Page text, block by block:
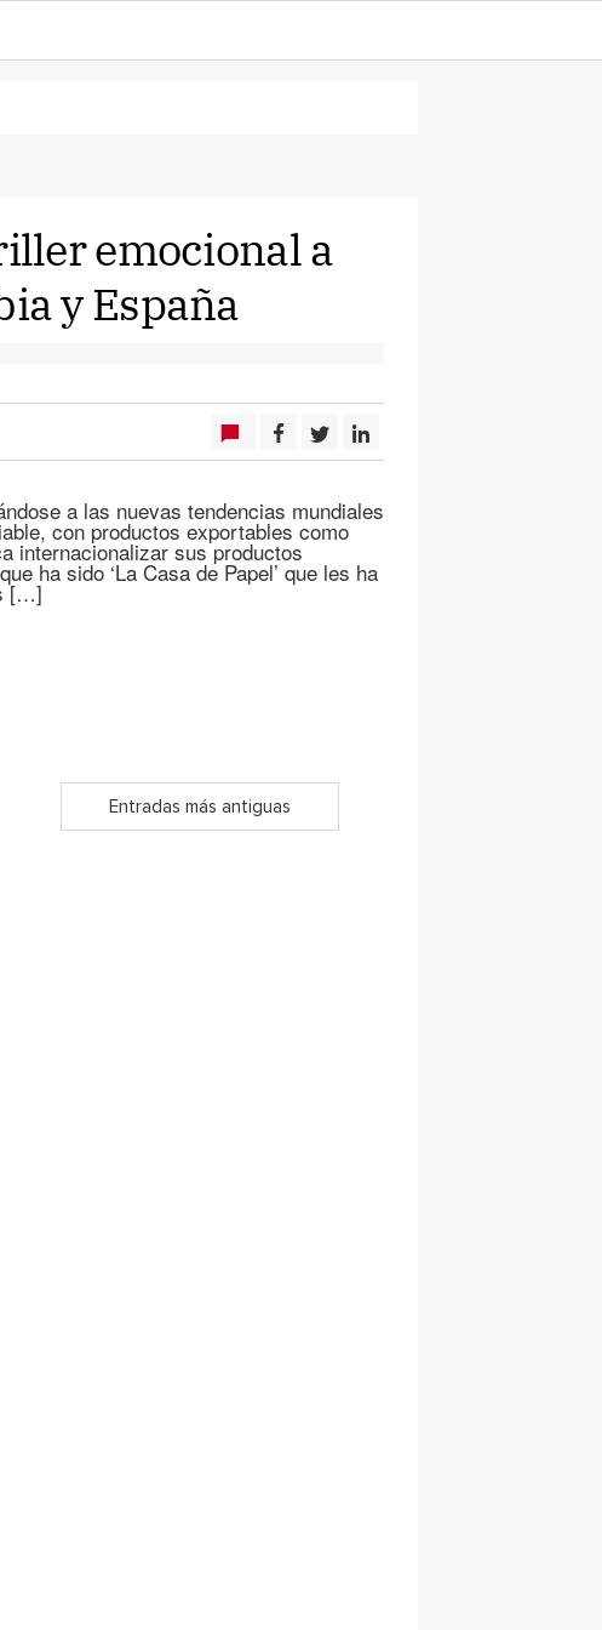
emocional a
y España
a las nuevas tendencias mundiales
con productos exportables como
internacionalizar sus productos
ha sido ‘La Casa de Papel’ que les ha
[…]
Entradas más antiguas